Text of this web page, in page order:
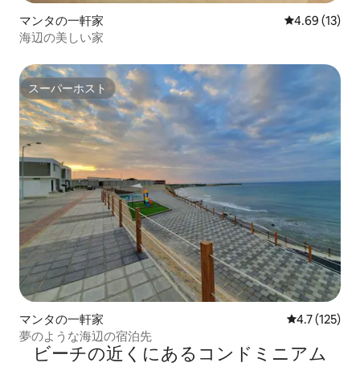
マンタの一軒家 レビュー13
4.69 (13)
海辺の美しい家
スーパーホスト
スーパーホスト
マンタの一軒家 レビュー125
4.7 (125)
夢のような海辺の宿泊先
ビーチの近くにあるコンドミニアム